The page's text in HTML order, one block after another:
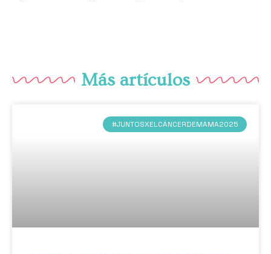
Más artículos
#JUNTOSXELCÁNCERDEMAMA2025